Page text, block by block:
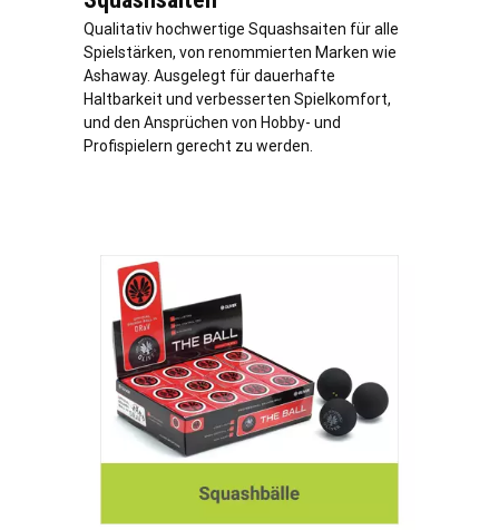
Qualitativ hochwertige Squashsaiten für alle
Spielstärken, von renommierten Marken wie
Ashaway. Ausgelegt für dauerhafte
Haltbarkeit und verbesserten Spielkomfort,
und den Ansprüchen von Hobby- und
Profispielern gerecht zu werden.